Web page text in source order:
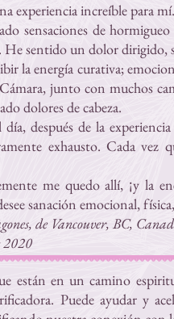
experiencia increíble para
sensaciones de
sentido un dolor dirigido,
la energía curativa;
junto con muchos
dolores de cabeza.
después de la
exhausto. Cada vez
me quedo allí, ¡y la
sanación emocional,
de Vancouver, BC,
2020
están en un camino
Puede ayudar y